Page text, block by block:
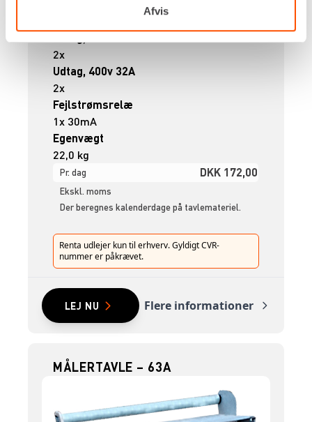
Afvis
2x
Udtag, 400v 32A
2x
Fejlstrømsrelæ
1x 30mA
Egenvægt
22,0 kg
Pr. dag DKK 172,00
Ekskl. moms
Der beregnes kalenderdage på tavlemateriel.
Renta udlejer kun til erhverv. Gyldigt CVR-
nummer er påkrævet.
LEJ NU Flere informationer
MÅLERTAVLE – 63A